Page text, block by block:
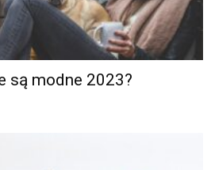
są modne 2023?